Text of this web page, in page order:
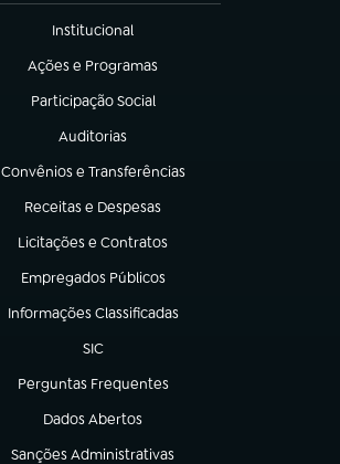
Institucional
(abre em nova aba)
Ações e Programas
(abre em nova aba)
Participação Social
(abre em nova aba)
Auditorias
(abre em nova aba)
Convênios e Transferências
(abre em nova aba)
Receitas e Despesas
(abre em nova aba)
Licitações e Contratos
(abre em nova aba)
Empregados Públicos
(abre em nova aba)
Informações Classificadas
(abre em nova aba)
SIC
(abre em nova aba)
Perguntas Frequentes
(abre em nova aba)
Dados Abertos
(abre em nova aba)
Sanções Administrativas